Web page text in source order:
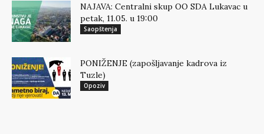
NAJAVA: Centralni skup OO SDA Lukavac u
petak, 11.05. u 19:00
Saopštenja
PONIŽENJE (zapošljavanje kadrova iz
Tuzle)
Opoziv